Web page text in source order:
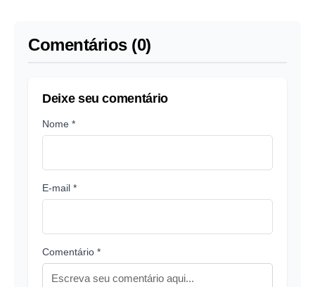
Comentários (0)
Deixe seu comentário
Nome *
E-mail *
Comentário *